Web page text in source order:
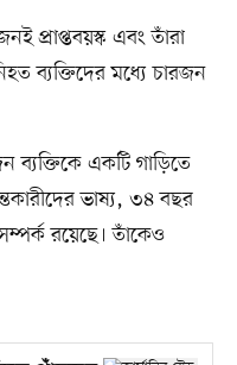
প্রাপ্তবয়স্ক এবং তাঁরা
ব্যক্তিদের মধ্যে চারজন
ব্যক্তিকে একটি গাড়িতে
ভাষ্য, ৩৪ বছর
রয়েছে। তাঁকেও